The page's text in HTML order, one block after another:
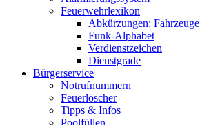
Feuerwehrlexikon
Abkürzungen: Fahrzeuge
Funk-Alphabet
Verdienstzeichen
Dienstgrade
Bürgerservice
Notrufnummern
Feuerlöscher
Tipps & Infos
Poolfüllen